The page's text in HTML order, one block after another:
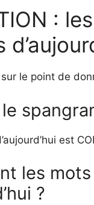
:
le point de
est
les
?